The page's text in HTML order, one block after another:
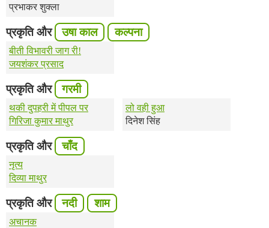
प्रभाकर शुक्ला
प्रकृति और उषा काल कल्पना
बीती विभावरी जाग री!
जयशंकर प्रसाद
प्रकृति और गरमी
थकी दुपहरी में पीपल पर
गिरिजा कुमार माथुर
लो वही हुआ
दिनेश सिंह
प्रकृति और चाँद
नृत्य
दिव्या माथुर
प्रकृति और नदी शाम
अचानक